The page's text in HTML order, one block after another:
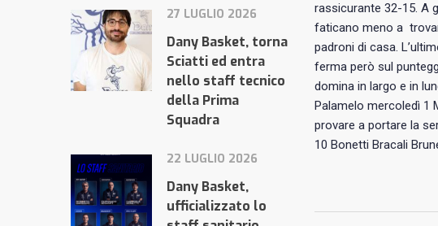
rassicurante 32-15. A
faticano meno a
padroni di casa.
ferma però sul
domina in largo e in
Palamelo mercoledì 1
provare a portare la
10 Bonetti Bracali
27 LUGLIO 2026
Dany Basket, torna
Sciatti ed entra
nello staff tecnico
della Prima
Squadra
22 LUGLIO 2026
Dany Basket,
ufficializzato lo